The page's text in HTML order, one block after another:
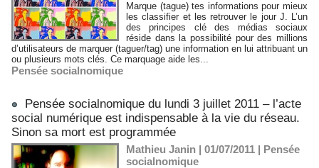
Marque (tague) tes informations pour mieux
les classifier et les retrouver le jour J. L’un
des principes clé des médias sociaux
réside dans la possibilité pour des millions
d’utilisateurs de marquer (taguer/tag) une information en lui attribuant un
ou plusieurs mots clés. Ce marquage aide les...
Pensée socialnomique
Pensée socialnomique du lundi 3 juillet 2011 – l’acte
social numérique est indispensable à la vie du réseau.
Sinon sa mort est programmée
Mathieu Janin | 01/07/2011 | Pensée
socialnomique